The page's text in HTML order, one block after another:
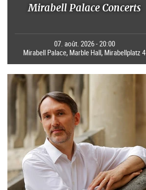
Mirabell Palace Concerts
07. août. 2026 - 20:00
Mirabell Palace, Marble Hall, Mirabellplatz 4